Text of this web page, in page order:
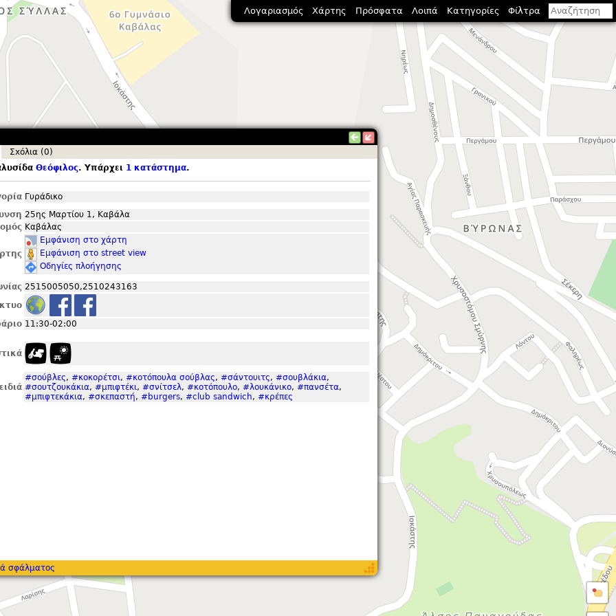
Σxόλια (0)
Θεόφιλος. Υπάρχει 1 κατάστημα.
Γυράδικο
25ης Μαρτίου 1, Καβάλα
Καβάλας
Εμφάνιση στο χάρτη
Εμφάνιση στο street view
Οδηγίες πλοήγησης
2515005050,2510243163
11:30-02:00
#σούβλες, #κοκορέτσι, #κοτόπουλα σούβλας, #σάντουιτς, #σουβλάκια,
#σουτζουκάκια, #μπιφτέκι, #σνίτσελ, #κοτόπουλο, #λουκάνικο, #πανσέτα,
#μπιφτεκάκια, #σκεπαστή, #burgers, #club sandwich, #κρέπες
σφάλματος
Λογαριασμός Χάρτης Πρόσφατα Λοιπά Κατηγορίες Φίλτρα